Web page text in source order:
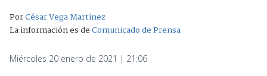
PorCésar Vega Martínez
La información es deComunicado de Prensa
Miércoles 20 enero de 2021 | 21:06